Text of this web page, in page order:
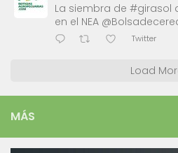
La siembra de #girasol
en el NEA
Twitter
Load
MÁS